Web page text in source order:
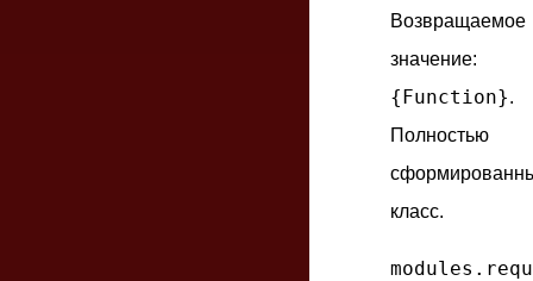
Возвращаемое
значение:
{Function}.
Полностью
класс.